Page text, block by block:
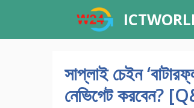
content
সাপ্লাই চেইন
নেভিগেট করবেন?